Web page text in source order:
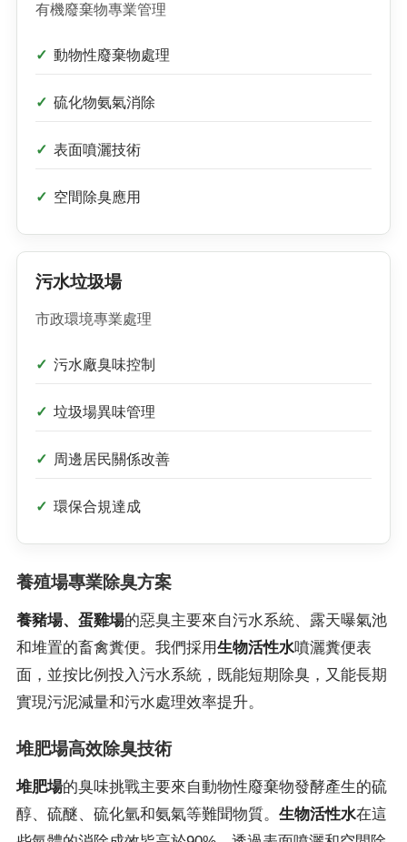
有機廢棄物專業管理
動物性廢棄物處理
硫化物氨氣消除
表面噴灑技術
空間除臭應用
污水垃圾場
市政環境專業處理
污水廠臭味控制
垃圾場異味管理
周邊居民關係改善
環保合規達成
養殖場專業除臭方案
養豬場、蛋雞場的惡臭主要來自污水系統、露天曝氣池
和堆置的畜禽糞便。我們採用生物活性水噴灑糞便表
面，並按比例投入污水系統，既能短期除臭，又能長期
實現污泥減量和污水處理效率提升。
堆肥場高效除臭技術
堆肥場的臭味挑戰主要來自動物性廢棄物發酵產生的硫
醇、硫醚、硫化氫和氨氣等難聞物質。 生物活性水在這